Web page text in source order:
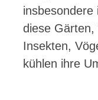
diese Gärten,
Insekten,
kühlen ihre